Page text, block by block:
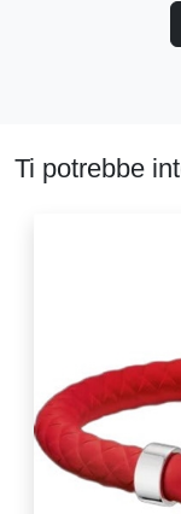
Ti potrebbe